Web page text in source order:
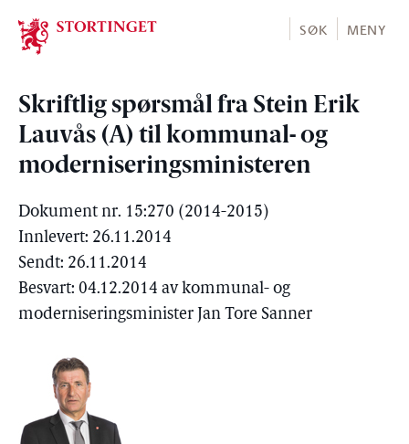
Stortinget.no
SØK MENY
Skriftlig spørsmål fra Stein Erik
Lauvås (A) til kommunal- og
moderniseringsministeren
Dokument nr. 15:270 (2014-2015)
Innlevert: 26.11.2014
Sendt: 26.11.2014
Besvart: 04.12.2014 av kommunal- og
moderniseringsminister Jan Tore Sanner